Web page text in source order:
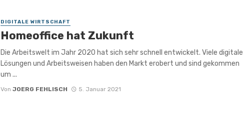
DIGITALE WIRTSCHAFT
Homeoffice hat Zukunft
Die Arbeitswelt im Jahr 2020 hat sich sehr schnell entwickelt. Viele digitale
Lösungen und Arbeitsweisen haben den Markt erobert und sind gekommen
um ...
Von JOERG FEHLISCH 5. Januar 2021